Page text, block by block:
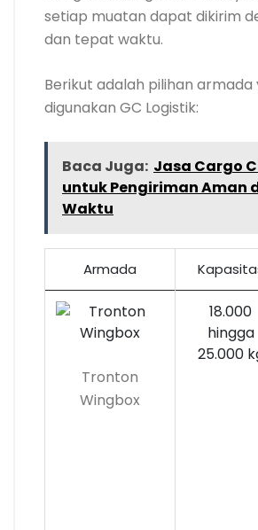
setiap muatan dapat dikirim
dan tepat waktu.
Berikut adalah pilihan armada
digunakan GC Logistik:
Baca Juga: Jasa Cargo
untuk Pengiriman Aman
Waktu
Armada
Tronton
Wingbox
18.000
hingga
25.000